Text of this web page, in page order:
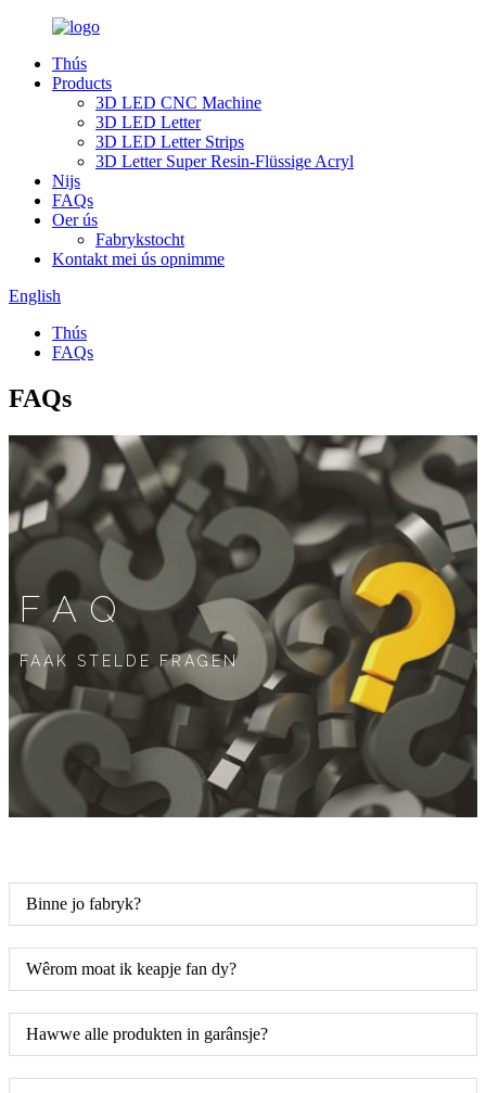
Thús
Products
3D LED CNC Machine
3D LED Letter
3D LED Letter Strips
3D Letter Super Resin-Flüssige Acryl
Nijs
FAQs
Oer ús
Fabrykstocht
Kontakt mei ús opnimme
English
Thús
FAQs
FAQs
FAQ
FAAK STELDE FRAGEN
Binne jo fabryk?
Wêrom moat ik keapje fan dy?
Hawwe alle produkten in garânsje?